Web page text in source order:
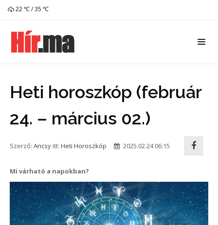
22 ℃ / 35 ℃
Heti horoszkóp (február
24. – március 02.)
Szerző: Ancsy itt: Heti Horoszkóp 2025.02.24 06:15
Mi várható a napokban?